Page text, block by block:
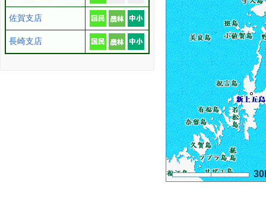
佐賀支店
長崎支店